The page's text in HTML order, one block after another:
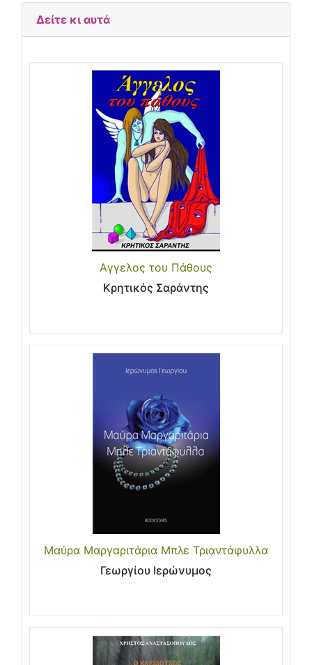
Δείτε κι αυτά
Αγγελος του Πάθους
Κρητικός Σαράντης
Μαύρα Μαργαριτάρια Μπλε Τριαντάφυλλα
Γεωργίου Ιερώνυμος